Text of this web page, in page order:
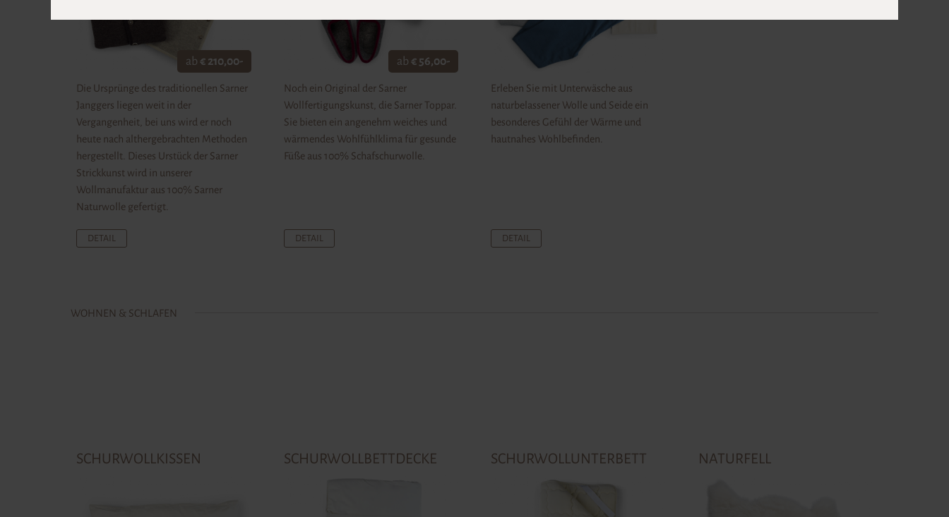
ab € 210,00-
Die Ursprünge des traditionellen Sarner
Janggers liegen weit in der
Vergangenheit, bei uns wird er noch
heute nach althergebrachten Methoden
hergestellt. Dieses Urstück der Sarner
Strickkunst wird in unserer
Wollmanufaktur aus 100% Sarner
Naturwolle gefertigt.
DETAIL
ab € 56,00-
Noch ein Original der Sarner
Wollfertigungskunst, die Sarner Toppar.
Sie bieten ein angenehm weiches und
wärmendes Wohlfühlklima für gesunde
Füße aus 100% Schafschurwolle.
DETAIL
Erleben Sie mit Unterwäsche aus
naturbelassener Wolle und Seide ein
besonderes Gefühl der Wärme und
hautnahes Wohlbefinden.
DETAIL
WOHNEN & SCHLAFEN
SCHURWOLLKISSEN SCHURWOLLBETTDECKE SCHURWOLLUNTERBETT NATURFELL